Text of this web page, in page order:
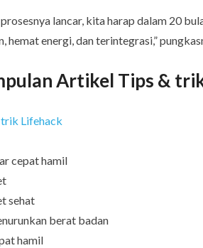
prosesnya lancar, kita harap dalam 20
hemat energi, dan terintegrasi,”
Artikel Tips &
Lifehack
cepat hamil
sehat
berat badan
hamil